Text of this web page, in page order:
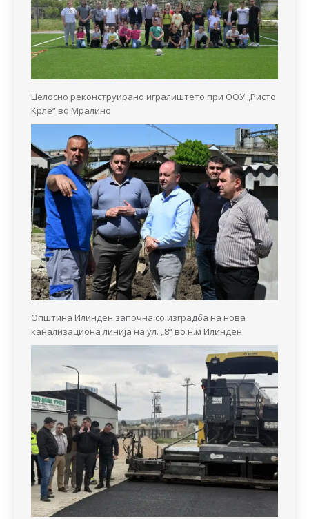
Целосно реконструирано игралиштето при ООУ „Ристо
Крле“ во Мралино
Општина Илинден започна со изградба на нова
канализациона линија на ул. „8“ во н.м Илинден